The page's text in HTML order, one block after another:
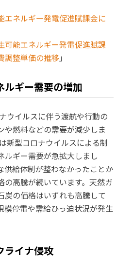
エネルギー発電促進賦課金に
可能エネルギー発電促進賦課
調整単価の推移 」
ルギー需要の増加
ウイルスに伴う渡航や行動の
や燃料などの需要が減少しま
新型コロナウイルスによる制
ルギー需要が急拡大しまし
供給体制が整わなかったことか
の高騰が続いています。天然ガ
炭の価格はいずれも高騰して
模停電や需給ひっ迫状況が発生
ライナ侵攻